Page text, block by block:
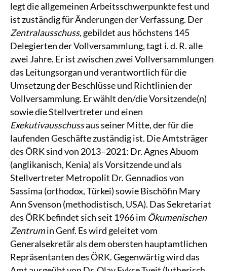
legt die allgemeinen Arbeitsschwerpunkte fest und
ist zuständig für Änderungen der Verfassung. Der
Zentralausschuss,gebildet aus höchstens 145
Delegierten der Vollversammlung, tagt i. d. R. alle
zwei Jahre. Er ist zwischen zwei Vollversammlungen
das Leitungsorgan und verantwortlich für die
Umsetzung der Beschlüsse und Richtlinien der
Vollversammlung. Er wählt den/die Vorsitzende(n)
sowie die Stellvertreter und einen
Exekutivausschussaus seiner Mitte, der für die
laufenden Geschäfte zuständig ist. Die Amtsträger
des ÖRK sind von 2013–2021: Dr. Agnes Abuom
(anglikanisch, Kenia) als Vorsitzende und als
Stellvertreter Metropolit Dr. Gennadios von
Sassima (orthodox, Türkei) sowie Bischöfin Mary
Ann Svenson (methodistisch, USA). Das Sekretariat
des ÖRK befindet sich seit 1966 im Ökumenischen
Zentrumin Genf. Es wird geleitet vom
Generalsekretär als dem obersten hauptamtlichen
Repräsentanten des ÖRK. Gegenwärtig wird das